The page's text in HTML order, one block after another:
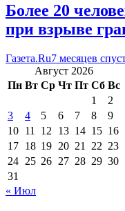
Более 20
при взрыве
Газета.Ru7 месяцев
Август 2026
Пн Вт Ср Чт Пт Сб Вс
1
2
3
4 5 6 7 8
9
10 11 12 13 14 15 16
17 18 19 20 21 22 23
24 25 26 27 28 29 30
31
« Июл